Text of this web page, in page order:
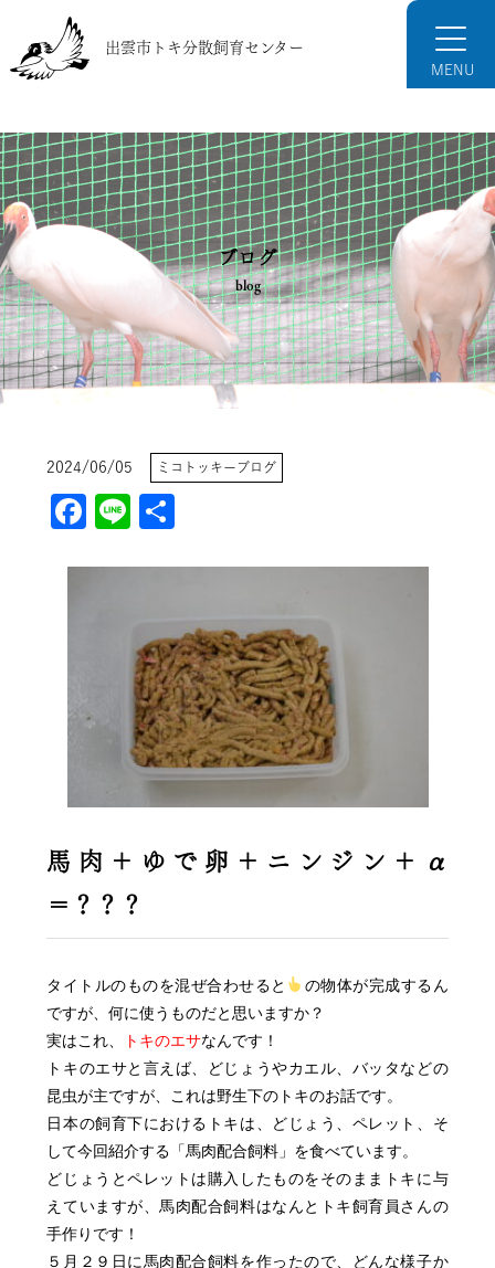
出雲市トキ分散飼育センター
ブログ
blog
2024/06/05 ミコトッキーブログ
Facebook
Line
馬肉＋ゆで卵＋ニンジン＋α
＝？？？
タイトルのものを混ぜ合わせると
の物体が完成するん
ですが、何に使うものだと思いますか？
実はこれ、
トキのエサなんです！
トキのエサと言えば、どじょうやカエル、バッタなどの
昆虫が主ですが、これは野生下のトキのお話です。
日本の飼育下におけるトキは、どじょう、ペレット、そ
して今回紹介する「馬肉配合飼料」を食べています。
どじょうとペレットは購入したものをそのままトキに与
えていますが、馬肉配合飼料はなんとトキ飼育員さんの
手作りです！
５月２９日に馬肉配合飼料を作ったので、どんな様子か